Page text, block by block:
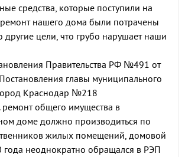
средства, которые поступили на
нашего дома были потрачены
цели, что грубо нарушает наши
Правительства РФ №491 от
главы муниципального
Краснодар №218
ремонт общего имущества в
доме должно производиться по
жилых помещений, домовой
года неоднократно обращался в РЭП